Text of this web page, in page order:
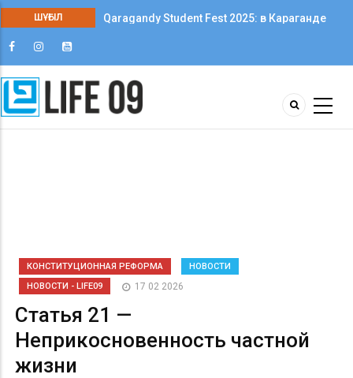
ШҰҒЫЛ
Qaragandy Student Fest 2025: в Караганде
КОНСТИТУЦИОННАЯ РЕФОРМА
НОВОСТИ
НОВОСТИ - LIFE09
17 02 2026
Статья 21 —
Неприкосновенность частной
жизни